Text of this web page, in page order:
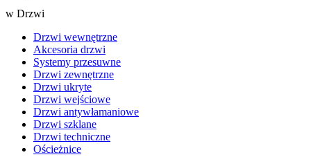
w Drzwi
Drzwi wewnętrzne
Akcesoria drzwi
Systemy przesuwne
Drzwi zewnętrzne
Drzwi ukryte
Drzwi wejściowe
Drzwi antywłamaniowe
Drzwi szklane
Drzwi techniczne
Ościeżnice